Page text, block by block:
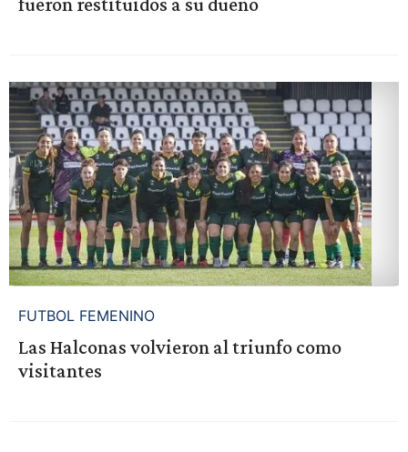
FUTBOL FEMENINO
Las Halconas volvieron al triunfo como
visitantes